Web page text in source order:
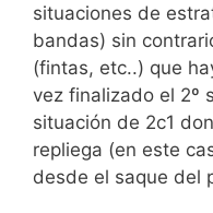
situaciones de
bandas) sin
(fintas, etc..) que
vez finalizado el 2º
situación de 2c1
repliega (en este
desde el saque del